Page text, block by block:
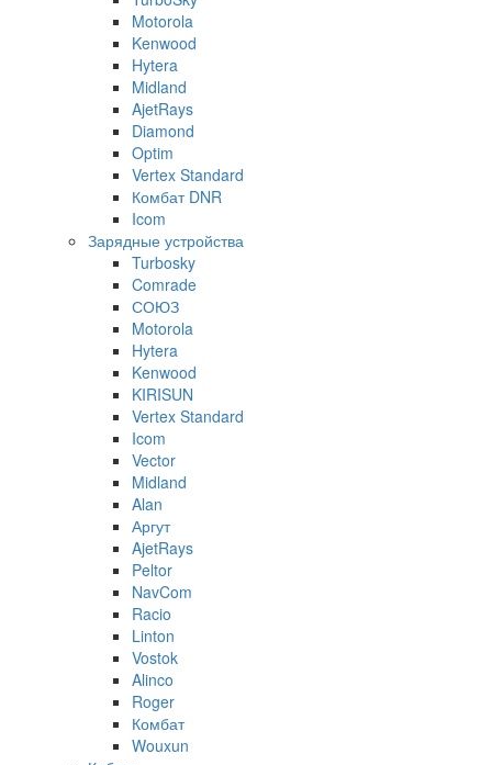
Motorola
Kenwood
Hytera
Midland
AjetRays
Diamond
Optim
Vertex Standard
Комбат DNR
Icom
Зарядные устройства
Turbosky
Comrade
СОЮЗ
Motorola
Hytera
Kenwood
KIRISUN
Vertex Standard
Icom
Vector
Midland
Alan
Аргут
AjetRays
Peltor
NavCom
Racio
Linton
Vostok
Alinco
Roger
Комбат
Wouxun